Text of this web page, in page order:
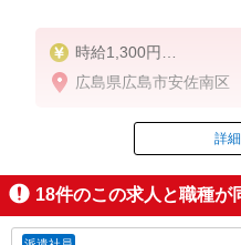
時給1,300円
★週払いOK（規定あり
広島県広島市安佐南区
掲載
詳
18件のこの求人と職種が